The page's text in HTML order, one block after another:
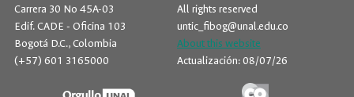
Carrera 30 No 45A-03
Edif. CADE - Oficina 103
Bogotá D.C., Colombia
(+57) 601 3165000
All rights reserved
untic_fibog@unal.edu.co
About this website
Actualización: 08/07/26